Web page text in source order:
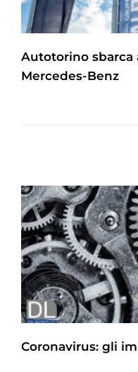
Autotorino sbarca
Mercedes-Benz
Coronavirus: gli